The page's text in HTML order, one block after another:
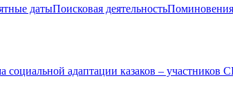
датыПоисковая деятельностьПоминовения
социальной адаптации казаков – участников